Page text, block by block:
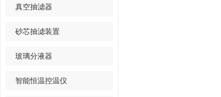
真空抽滤器
砂芯抽滤装置
玻璃分液器
智能恒温控温仪